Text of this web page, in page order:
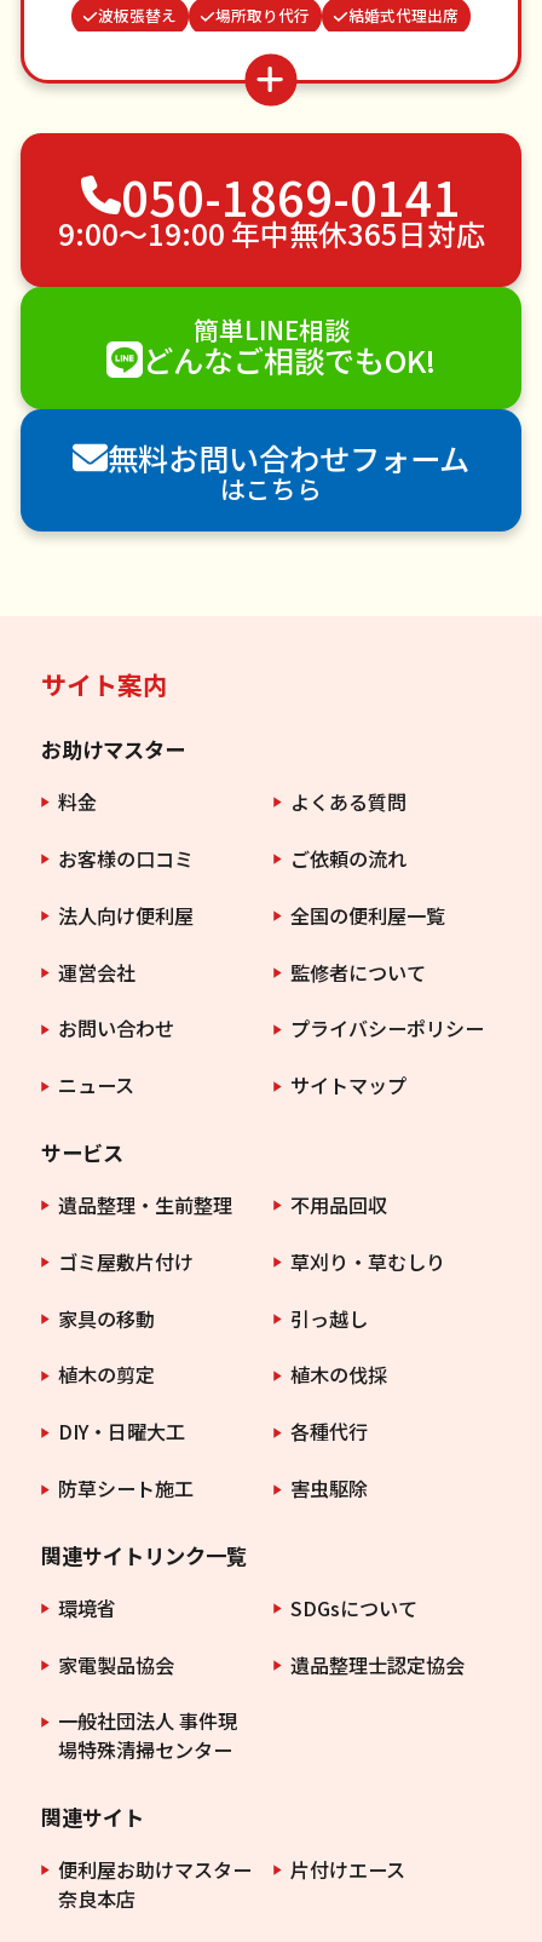
波板張替え
場所取り代行
結婚式代理出席
雨どい修理・掃除
病院付き添い
ベランダ掃除
遺品整理・生前整理
不用品回収
ゴミ屋敷片付け
草刈り・草むしり
植木の伐採
手すり取り付け
ペットのお世話
エアコンクリーニング
DIY・日曜大工
ハウスクリーニング
雪かき・雪下ろし
電球交換
襖（ふすま）の張替え
空き家管理
害獣駆除
防草シート施工
ナメクジ駆除
害虫駆除
050-1869-0141
9:00〜19:00 年中無休365日対応
簡単LINE相談
どんなご相談でもOK!
無料お問い合わせフォーム
はこちら
サイト案内
お助けマスター
料金
よくある質問
お客様の口コミ
ご依頼の流れ
法人向け便利屋
全国の便利屋一覧
運営会社
監修者について
お問い合わせ
プライバシーポリシー
ニュース
サイトマップ
サービス
遺品整理・生前整理
不用品回収
ゴミ屋敷片付け
草刈り・草むしり
家具の移動
引っ越し
植木の剪定
植木の伐採
DIY・日曜大工
各種代行
防草シート施工
害虫駆除
関連サイトリンク一覧
環境省
SDGsについて
家電製品協会
遺品整理士認定協会
一般社団法人 事件現
場特殊清掃センター
関連サイト
便利屋お助けマスター
奈良本店
片付けエース